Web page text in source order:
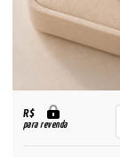
R$
para revenda